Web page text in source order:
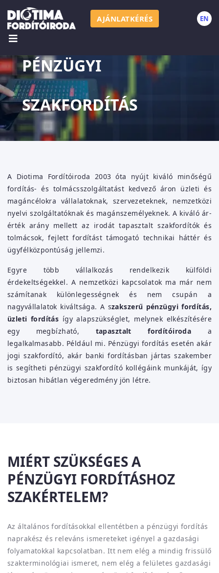
AJÁNLATKÉRÉS EN
PPÉNZÜGYI
SZAKFORDÍTÁS
A Diotima Fordítóiroda 2003 óta nyújt kiváló minőségű
fordítás- és tolmácsszolgáltatást kedvező áron üzleti és
magáncélokra vállalatoknak, szervezeteknek, nemzetközi
nyelvi szolgáltatóknak és magánszemélyeknek. A kiváló ár-
érték arány mellett az irodát tapasztalt szakfordítók és
tolmácsok, fejlett fordítást támogató technikai háttér és
ügyfélközpontúság jellemzi.
Egyre több vállalkozás rendelkezik külföldi
érdekeltségekkel. A nemzetközi kapcsolatok ma már nem
számítanak különlegességnek és nem csupán a
nagyvállalatok kiváltsága. A szakszerű pénzügyi fordítás,
üzleti fordítás így alapszükséglet, melynek elkészítésére
egy megbízható, tapasztalt fordítóiroda a
legalkalmasabb. Például mi. Pénzügyi fordítás esetén akár
jogi szakfordító, akár banki fordításban jártas szakember
is segítheti pénzügyi szakfordító kollégáink munkáját, így
biztosan hibátlan végeredmény jön létre.
MIÉRT SZÜKSÉGES A
PÉNZÜGYI FORDÍTÁSHOZ
SZAKÉRTELEM?
Az általános fordításokkal ellentétben a pénzügyi fordítás
naprakész és releváns ismereteket igényel a gazdasági
folyamatokkal kapcsolatban. Itt nem elég a mindig frissülő
szakterminológiai ismeret, nem elég a felületes gazdasági